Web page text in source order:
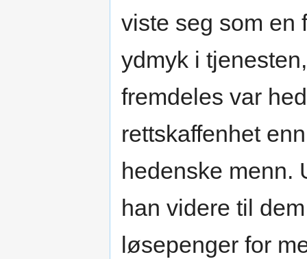
viste seg som en
ydmyk i
fremdeles var
rettskaffenhet
hedenske menn.
han videre til
løsepenger for